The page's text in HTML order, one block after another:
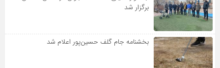
برگزار شد
بخشنامه جام گلف حسین‌پور اعلام شد